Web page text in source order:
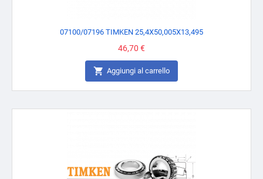
07100/07196 TIMKEN 25,4X50,005X13,495
Prezzo
46,70 €
 Aggiungi al carrello